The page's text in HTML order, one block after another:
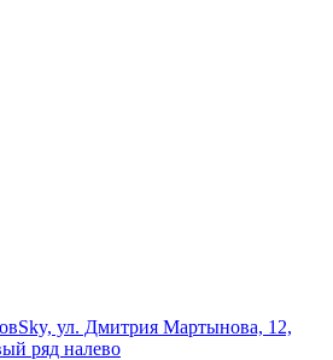
ул. Дмитрия Мартынова, 12,
ряд налево